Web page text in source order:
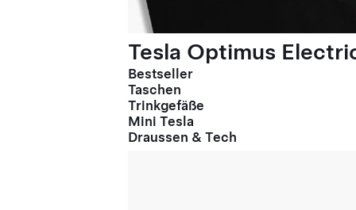
Tesla Optimus
Bestseller
Taschen
Trinkgefäße
Mini Tesla
Draussen & Tech